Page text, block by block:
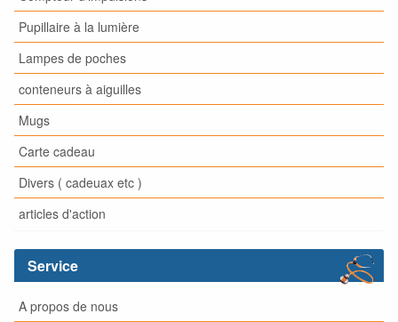
Pupillaire à la lumière
Lampes de poches
conteneurs à aiguilles
Mugs
Carte cadeau
Divers ( cadeuax etc )
articles d'action
Service
A propos de nous